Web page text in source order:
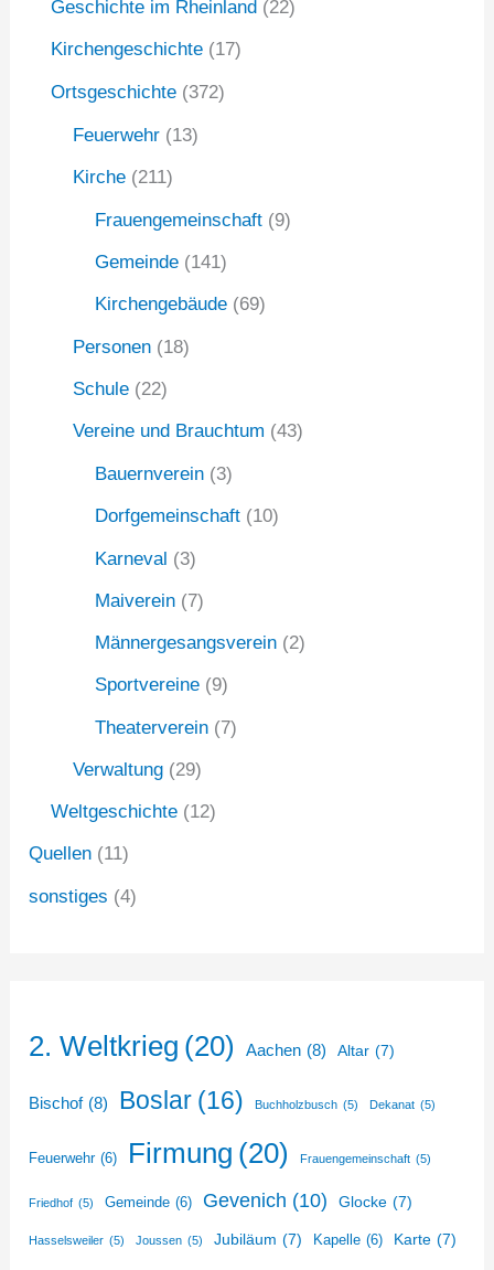
Geschichte im Rheinland (22)
Kirchengeschichte (17)
Ortsgeschichte (372)
Feuerwehr (13)
Kirche (211)
Frauengemeinschaft (9)
Gemeinde (141)
Kirchengebäude (69)
Personen (18)
Schule (22)
Vereine und Brauchtum (43)
Bauernverein (3)
Dorfgemeinschaft (10)
Karneval (3)
Maiverein (7)
Männergesangsverein (2)
Sportvereine (9)
Theaterverein (7)
Verwaltung (29)
Weltgeschichte (12)
Quellen (11)
sonstiges (4)
2. Weltkrieg (20) Aachen (8) Altar (7)
Bischof (8) Boslar (16) Buchholzbusch (5) Dekanat (5)
Feuerwehr (6) Firmung (20) Frauengemeinschaft (5)
Friedhof (5) Gemeinde (6) Gevenich (10) Glocke (7)
Hasselsweiler (5) Joussen (5) Jubiläum (7) Kapelle (6) Karte (7)